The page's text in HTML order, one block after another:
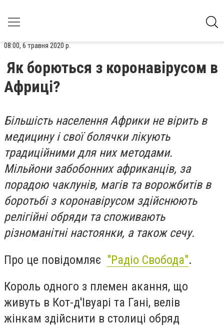
08:00, 6 травня 2020 р.
Як борються з коронавірусом в
Африці?
Більшість населення Африки не вірить в
медицину і свої болячки лікують
традиційними для них методами.
Мільйони забобонних африканців, за
порадою чаклунів, магів та ворожбитів в
боротьбі з коронавірусом здійснюють
релігійні обряди та споживають
різноманітні настоянки, а також сечу.
Про це повідомляє "Радіо Свобода".
Король одного з племен акання, що
живуть в Кот-д'Івуарі та Гані, велів
жінкам здійснити в столиці обряд